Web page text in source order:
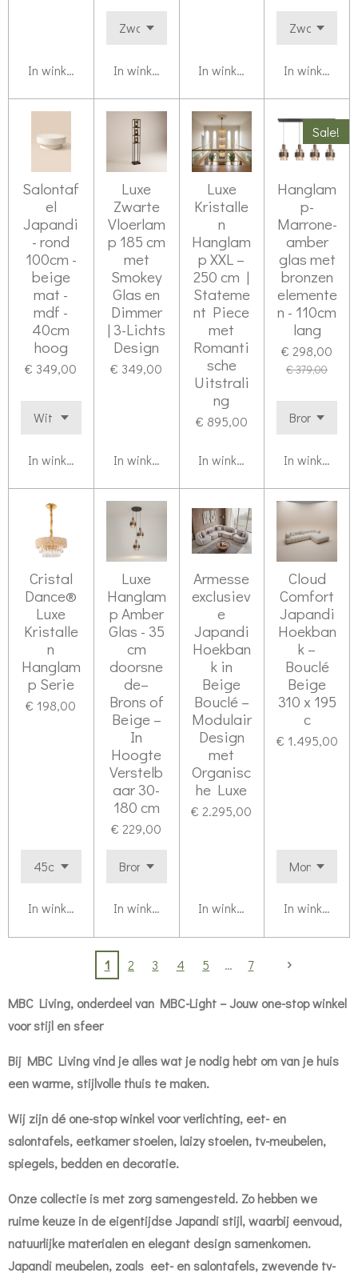
In winkelwagen In winkelwagen In winkelwagen In
Salontaf
el
Japandi
- rond
100cm -
beige
mat -
mdf -
40cm
hoog
€ 349,00
In winkelwagen
Luxe
Zwarte
Vloerlam
p 185 cm
met
Smokey
Glas en
Dimmer
| 3-Lichts
Design
€ 349,00
In winkelwagen
Luxe
Kristalle
n
Hanglam
p XXL –
250 cm |
Stateme
nt Piece
met
Romanti
sche
Uitstrali
ng
€ 895,00
In winkelwagen
Sale!
Hanglam
p-
Marrone-
amber
glas met
bronzen
elemente
n - 110cm
lang
€ 298,00
€ 379,00
In
Cristal
Dance®
Luxe
Kristalle
n
Hanglam
p Serie
€ 198,00
In winkelwagen
Luxe
Hanglam
p Amber
Glas - 35
cm
doorsne
de–
Brons of
Beige –
In
Hoogte
Verstelb
aar 30-
180 cm
€ 229,00
In winkelwagen
Armesse
exclusiev
e
Japandi
Hoekban
k in
Beige
Bouclé –
Modulair
Design
met
Organisc
he Luxe
€ 2.295,00
In winkelwagen
Cloud
Comfort
Japandi
Hoekban
k –
Bouclé
Beige
310 x 195
c
€ 1.495,00
In
1 2 3 4 5 7
MBC Living, onderdeel van MBC-Light – Jouw one-stop winkel
voor stijl en sfeer
Bij MBC Living vind je alles wat je nodig hebt om van je huis
een warme, stijlvolle thuis te maken.
Wij zijn dé one-stop winkel voor verlichting, eet- en
salontafels, eetkamer stoelen, laizy stoelen, tv-meubelen,
spiegels, bedden en decoratie.
Onze collectie is met zorg samengesteld. Zo hebben we
ruime keuze in de eigentijdse Japandi stijl, waarbij eenvoud,
natuurlijke materialen en elegant design samenkomen.
Japandi meubelen, zoals eet- en salontafels, zwevende tv-